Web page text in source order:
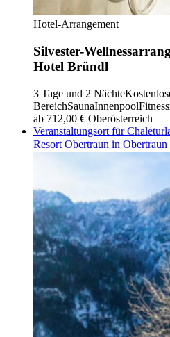
Hotel-Arrangement
Silvester-
Hotel Bründl
3 Tage und 2 Nächte
BereichSaunaInnenpool
ab 712,00 € Oberösterreich
Veranstaltungsort für
Resort Obertraun in Obertraun